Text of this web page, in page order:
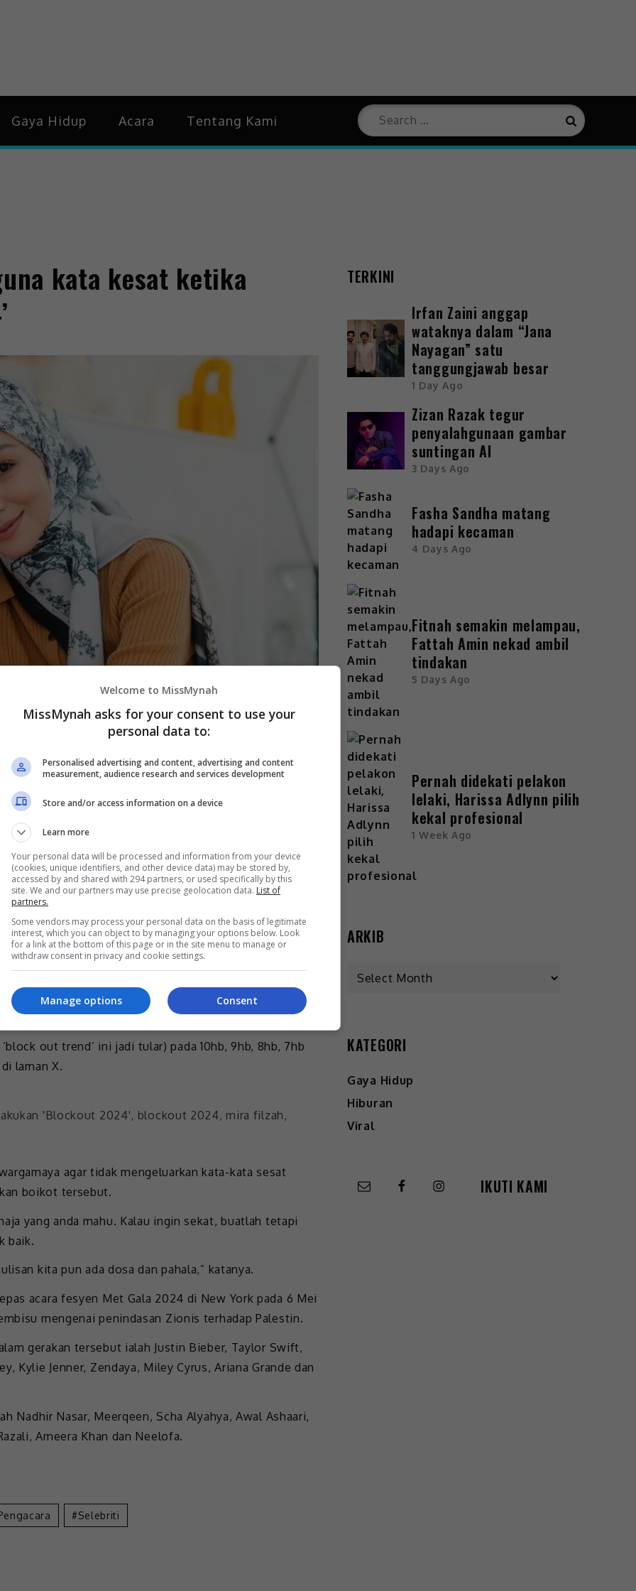
Gaya Hidup Acara Tentang Kami
kata kesat ketika
channel Telegramkami.
selepas namanya berada dalam senarai gerakan boikot
utama menerusi media sosial.
Filzah Badioezaman, menunjukkan hantaran-
Palestin yang menjadi mangsa kekejaman tentera
rasa “dan dan” ‘repost’. Siapa yang dah lama ‘follow’
‘repost’.
out trend’ ini jadi tular) pada 10hb, 9hb, 8hb, 7hb
laman X.
agar tidak mengeluarkan kata-kata sesat
boikot tersebut.
yang anda mahu. Kalau ingin sekat, buatlah tetapi
baik.
kita pun ada dosa dan pahala,” katanya.
acara fesyen Met Gala 2024 di New York pada 6 Mei
mengenai penindasan Zionis terhadap Palestin.
gerakan tersebut ialah Justin Bieber, Taylor Swift,
Kylie Jenner, Zendaya, Miley Cyrus, Ariana Grande dan
Nadhir Nasar, Meerqeen, Scha Alyahya, Awal Ashaari,
Ameera Khan dan Neelofa.
Selebriti
TERKINI
Irfan Zaini anggap
wataknya dalam “Jana
Nayagan” satu
tanggungjawab besar
1 Day Ago
Zizan Razak tegur
penyalahgunaan gambar
suntingan AI
3 Days Ago
Fasha Sandha matang
hadapi kecaman
4 Days Ago
Fitnah semakin melampau,
Fattah Amin nekad ambil
tindakan
5 Days Ago
Pernah didekati pelakon
lelaki, Harissa Adlynn pilih
kekal profesional
1 Week Ago
ARKIB
KATEGORI
Gaya Hidup
Hiburan
Viral
IKUTI KAMI
Welcome to MissMynah
MissMynah asks for your consent to use your
personal data to:
Personalised advertising and content, advertising and content
measurement, audience research and services development
Store and/or access information on a device
Learn more
Your personal data will be processed and information from your device
(cookies, unique identifiers, and other device data) may be stored by,
accessed by and shared with 294 partners, or used specifically by this
site. We and our partners may use precise geolocation data. List of
partners.
Some vendors may process your personal data on the basis of legitimate
interest, which you can object to by managing your options below. Look
for a link at the bottom of this page or in the site menu to manage or
withdraw consent in privacy and cookie settings.
Consent
Manage options